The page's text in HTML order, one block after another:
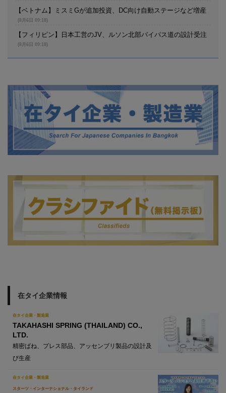
【ベトナム】ミスミGが追加投資、DC向け自動ステージなど増産
(8月6日 09:18)
【フィリピン】日本工営のJV、ルソン北部バイパス道の設計受注
(8月6日 09:18)
在タイ企業情報
在タイ企業・製造業
TAKAHASHI SPRING (THAILAND) CO.,
LTD.
精密ばね、プレス部品、アッセンブリ製品の設計及
び生産
在タイ企業・製造業
スターツ・インターナショナル・タイランド